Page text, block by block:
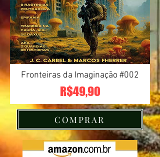
Fronteiras da Imaginação #002
R$49,90Preço
COMPRAR